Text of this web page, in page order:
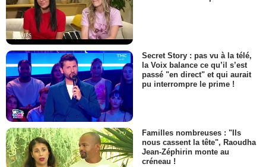
Secret Story : pas vu à la télé,
la Voix balance ce qu’il s’est
passé "en direct" et qui aurait
pu interrompre le prime !
Familles nombreuses : "Ils
nous cassent la tête", Raoudha
Jean-Zéphirin monte au
créneau !